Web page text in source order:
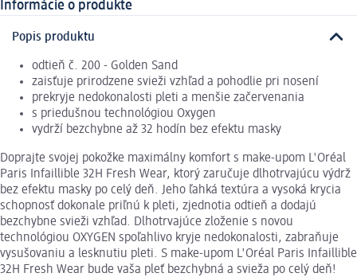
Informácie o produkte
Popis produktu
odtieň č. 200 - Golden Sand
zaisťuje prirodzene svieži vzhľad a pohodlie pri nosení
prekryje nedokonalosti pleti a menšie začervenania
s priedušnou technológiou Oxygen
vydrží bezchybne až 32 hodín bez efektu masky
Doprajte svojej pokožke maximálny komfort s make-upom L'Oréal
Paris Infaillible 32H Fresh Wear, ktorý zaručuje dlhotrvajúcu výdrž
bez efektu masky po celý deň. Jeho ľahká textúra a vysoká krycia
schopnosť dokonale priľnú k pleti, zjednotia odtieň a dodajú
bezchybne svieži vzhľad. Dlhotrvajúce zloženie s novou
technológiou OXYGEN spoľahlivo kryje nedokonalosti, zabraňuje
vysušovaniu a lesknutiu pleti. S make-upom L'Oréal Paris Infaillible
32H Fresh Wear bude vaša pleť bezchybná a svieža po celý deň!